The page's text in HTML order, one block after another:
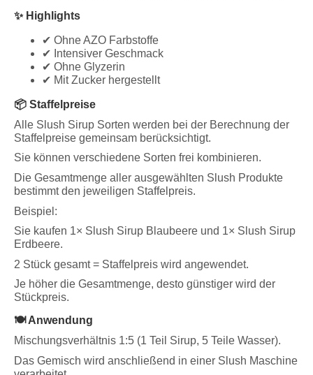
✨ Highlights
✔ Ohne AZO Farbstoffe
✔ Intensiver Geschmack
✔ Ohne Glyzerin
✔ Mit Zucker hergestellt
📦 Staffelpreise
Alle Slush Sirup Sorten werden bei der Berechnung der
Staffelpreise gemeinsam berücksichtigt.
Sie können verschiedene Sorten frei kombinieren.
Die Gesamtmenge aller ausgewählten Slush Produkte
bestimmt den jeweiligen Staffelpreis.
Beispiel:
Sie kaufen 1× Slush Sirup Blaubeere und 1× Slush Sirup
Erdbeere.
2 Stück gesamt = Staffelpreis wird angewendet.
Je höher die Gesamtmenge, desto günstiger wird der
Stückpreis.
🍽️ Anwendung
Mischungsverhältnis 1:5 (1 Teil Sirup, 5 Teile Wasser).
Das Gemisch wird anschließend in einer Slush Maschine